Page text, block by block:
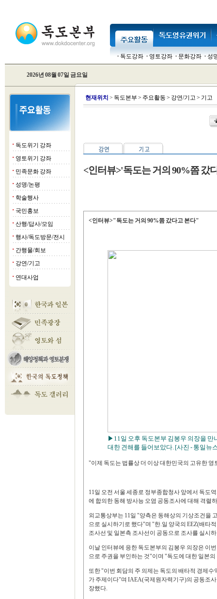
독도강좌 영토강좌 문화강좌 성
2026년 08월 07일 금요일
■ 독도위기 강좌
■ 영토위기 강좌
■ 민족문화 강좌
■ 성명/논평
■ 학술행사
■ 국민홍보
■ 산행/답사/모임
■ 행사/독도방문/전시
■ 간행물/회보
■ 강연/기고
■ 연대사업
현재위치 > 독도본부 > 주요활동 > 강연/기고 > 기고
<인터뷰>'독도는 거의 90%쯤 갔
<인터뷰>"독도는 거의 90%쯤 갔다고 본다"
▶11일 오후 독도본부 김봉우 의장을 만
대한 견해를 들어보았다. [사진 - 통일뉴
"이제 독도는 법률상 더 이상 대한민국의 고유한 영
11일 오전 서울 세종로 정부종합청사 앞에서 독도
에 합의한 동해 방사능 오염 공동조사에 대해 격렬
외교통상부는 11일 "양측은 동해상의 기상조건을
으로 실시하기로 했다"며 "한.일 양국의 EEZ(배타
조사선 및 일본측 조사선이 공동으로 조사를 실시
이날 인터뷰에 응한 독도본부의 김봉우 의장은 이
으로 주권을 부인하는 것"이며 "독도에 대한 일본
또한 "이번 회담의 주 의제는 독도의 배타적 경제
가 주제이다"며 IAEA(국제원자력기구)의 공동조
장했다.